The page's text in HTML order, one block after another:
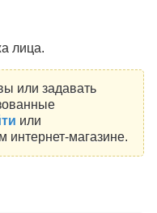
лица.
или задавать
или
магазине.